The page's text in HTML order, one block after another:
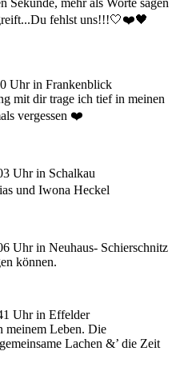
Sekunde, mehr als Worte sagen
fehlst uns!!!🤍❤️🖤
Uhr in Frankenblick
mit dir trage ich tief in meinen
vergessen ❤️
Uhr in Schalkau
und Iwona Heckel
Uhr in Neuhaus- Schierschnitz
können.
Uhr in Effelder
meinem Leben. Die
Lachen &’ die Zeit